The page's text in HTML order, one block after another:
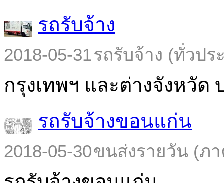
รถรับจ้าง
2018-05-31รถรับจ้าง (ทั่วปร
กรุงเทพฯ และต่างจังหวัด
รถรับจ้างขอนแก่น
2018-05-30ขนส่งรายวัน (ภ